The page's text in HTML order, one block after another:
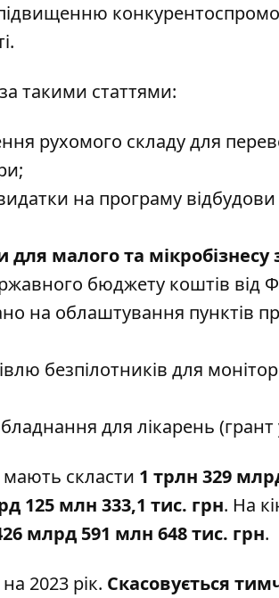
такими статтями:
рухомого складу для
на програму відбудови
малого та мікробізнесу
бюджету коштів від
на облаштування пунктів
безпілотників для
для лікарень (грант
скласти 1 трлн 329
125 млн 333,1 тис. грн. На
млрд 591 млн 648 тис. грн.
2023 рік. Скасовується